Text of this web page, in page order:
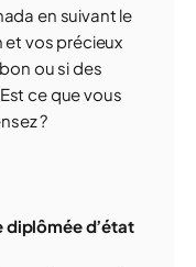
en suivant le
vos précieux
ou si des
ce que vous
?
d’état